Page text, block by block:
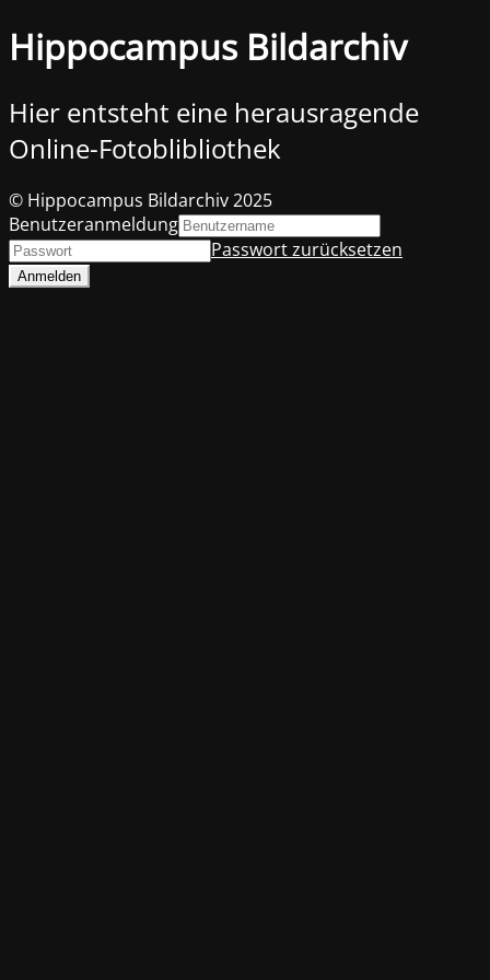
Hippocampus Bildarchiv
Hier entsteht eine herausragende
Online-Fotoblibliothek
© Hippocampus Bildarchiv 2025
Benutzeranmeldung
Passwort zurücksetzen